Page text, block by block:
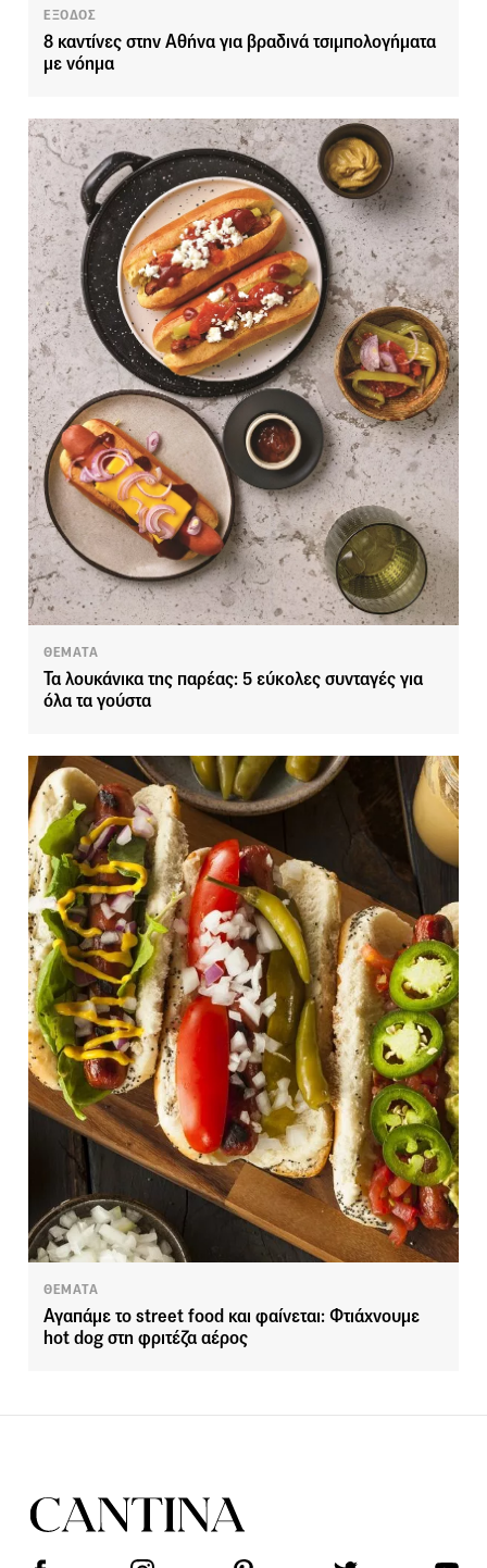
ΕΞΟΔΟΣ
8 καντίνες στην Αθήνα για βραδινά τσιμπολογήματα
με νόημα
ΘΕΜΑΤΑ
Τα λουκάνικα της παρέας: 5 εύκολες συνταγές για
όλα τα γούστα
ΘΕΜΑΤΑ
Αγαπάμε το street food και φαίνεται: Φτιάχνουμε
hot dog στη φριτέζα αέρος